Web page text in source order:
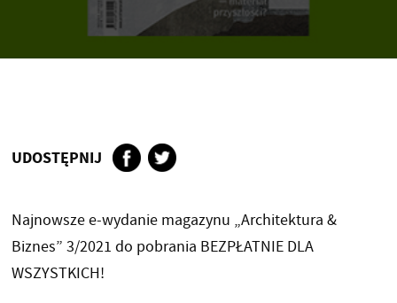
UDOSTĘPNIJ
Najnowsze e-wydanie magazynu „Architektura &
Biznes” 3/2021 do pobrania BEZPŁATNIE DLA
WSZYSTKICH!